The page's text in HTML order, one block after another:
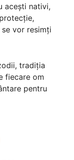
acești nativi,
vor resimți
tradiția
fiecare om
pentru